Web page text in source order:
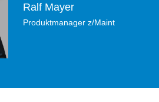
Ralf Mayer
Produktmanager z/Maint